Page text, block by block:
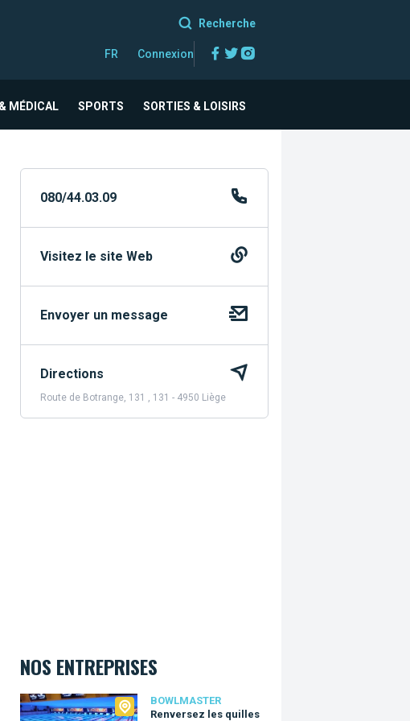
Recherche
FR Connexion Facebook
Twitter
MÉDICAL SPORTS SORTIES & LOISIRS
080/44.03.09
Visitez le site Web
Envoyer un message
Directions
Route de Botrange, 131 , 131 - 4950 Liège
NOS ENTREPRISES
BOWLMASTER
Renversez les quilles
Bowlmaster